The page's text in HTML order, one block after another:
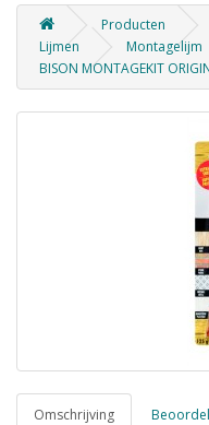
Producten
Lijmen
Montagelijm
BISON MONTAGEKIT
Omschrijving